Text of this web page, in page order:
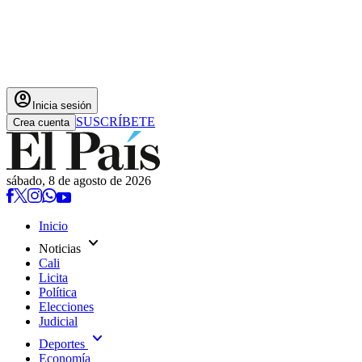
account_circle Inicia sesión
Crea cuenta SUSCRÍBETE
sábado, 8 de agosto de 2026
Inicio
Noticias expand_more
Cali
Licita
Política
Elecciones
Judicial
Deportes expand_more
Economía